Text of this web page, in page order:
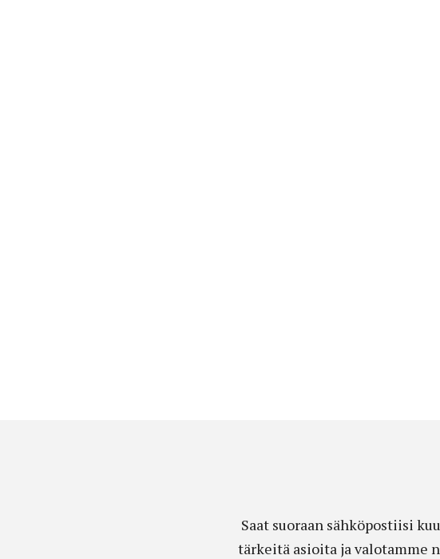
Saat suoraan sähköpostiisi
tärkeitä asioita ja valotamme